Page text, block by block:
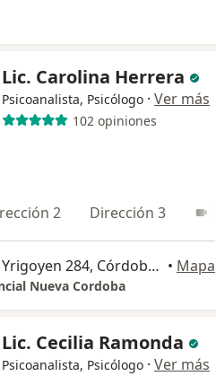
Lic. Carolina Herrera
Psicoanalista, Psicólogo · Ver más
102 opiniones
2 Dirección 3
Avenida Hipólito Yrigoyen 284, Córdoba Capital • Mapa
Nueva Cordoba
Lic. Cecilia Ramonda
Psicoanalista, Psicólogo · Ver más